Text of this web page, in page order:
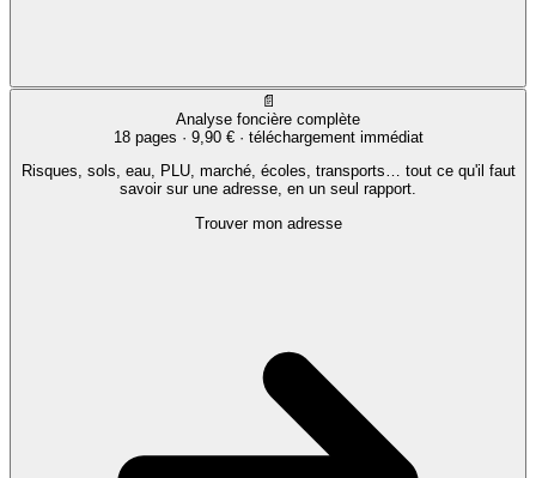
📄
Analyse foncière complète
18 pages · 9,90 €· téléchargement immédiat
Risques, sols, eau, PLU, marché, écoles, transports… tout ce qu'il faut
savoir sur une adresse, en un seul rapport.
Trouver mon adresse